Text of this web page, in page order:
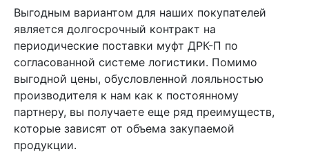
Выгодным вариантом для наших покупателей
является долгосрочный контракт на
периодические поставки муфт ДРК-П по
согласованной системе логистики. Помимо
выгодной цены, обусловленной лояльностью
производителя к нам как к постоянному
партнеру, вы получаете еще ряд преимуществ,
которые зависят от объема закупаемой
продукции.